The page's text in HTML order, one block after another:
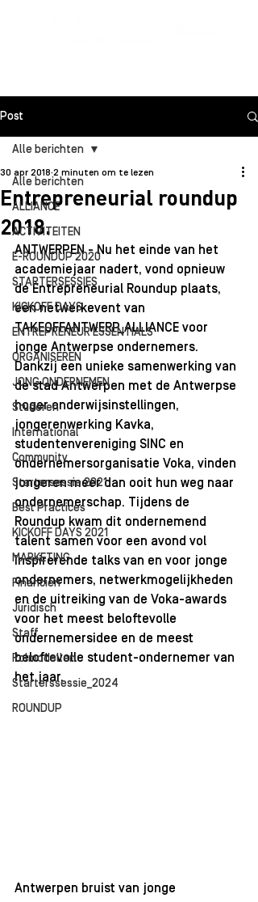
Post
Alle berichten
ALLIANCE
ACTIVITEITEN
E-ROUNDUP 2020
STARTERSESSIES
KICKOFF DAYS
ENTREPRENEUR ESSENTIALS
ORGANISEREN
JONG ONDERNEMEN
Studeren
International
Community
Startersessie 2021
Best Practices
KICKOFF DAYS 2021
MARKETING
Financiën
Juridisch
Staff
Rolmodellen
Starterssessie_2024
ROUNDUP
Alle berichten
Entrepreneurial roundup
2018.
30 apr 2018 2 minuten om te lezen
ANTWERPEN - Nu het einde van het
academiejaar nadert, vond opnieuw
de Entrepreneurial Roundup plaats,
een netwerkevent van
TAKEOFFANTWERP_ALLIANCE voor
jonge Antwerpse ondernemers.
Dankzij een unieke samenwerking van
de stad Antwerpen met de Antwerpse
hoger onderwijsinstellingen,
jongerenwerking Kavka,
studentenvereniging SINC en
ondernemersorganisatie Voka, vinden
jongeren meer dan ooit hun weg naar
ondernemerschap. Tijdens de
Roundup kwam dit ondernemend
talent samen voor een avond vol
inspirerende talks van en voor jonge
ondernemers, netwerkmogelijkheden
en de uitreiking van de Voka-awards
voor het meest beloftevolle
ondernemersidee en de meest
beloftevolle student-ondernemer van
het jaar.
Antwerpen bruist van jonge